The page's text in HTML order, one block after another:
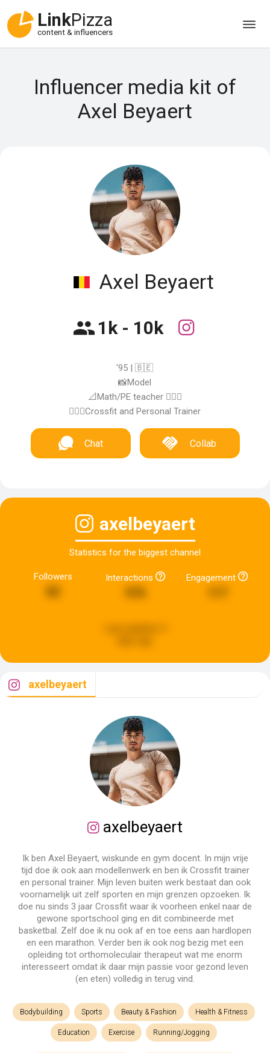
LinkPizza
content & influencers
Influencer media kit of
Axel Beyaert
Axel Beyaert
1k - 10k
'95 | 🇧🇪
📸Model
📐Math/PE teacher 🤸🏾‍♂️
🏋🏻‍♂️Crossfit and Personal Trainer
Chat Collab
axelbeyaert
Statistics for the biggest channel
Followers Interactions Engagement
axelbeyaert
axelbeyaert
Ik ben Axel Beyaert, wiskunde en gym docent. In mijn vrije
tijd doe ik ook aan modellenwerk en ben ik Crossfit trainer
en personal trainer. Mijn leven buiten werk bestaat dan ook
voornamelijk uit zelf sporten en mijn grenzen opzoeken. Ik
doe nu sinds 3 jaar Crossfit waar ik voorheen enkel naar de
gewone sportschool ging en dit combineerde met
basketbal. Zelf doe ik nu ook af en toe eens aan hardlopen
en een marathon. Verder ben ik ook nog bezig met een
opleiding tot orthomoleculair therapeut wat me enorm
interesseert omdat ik daar mijn passie voor gezond leven
(en eten) volledig in terug vind.
Bodybuilding Sports Beauty & Fashion Health & Fitness
Education Exercise Running/Jogging